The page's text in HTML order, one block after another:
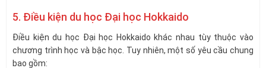
5. Điều kiện du học Đại học Hokkaido
Điều kiện du học Đại học Hokkaido khác nhau tùy thuộc vào
chương trình học và bậc học. Tuy nhiên, một số yêu cầu chung
bao gồm: